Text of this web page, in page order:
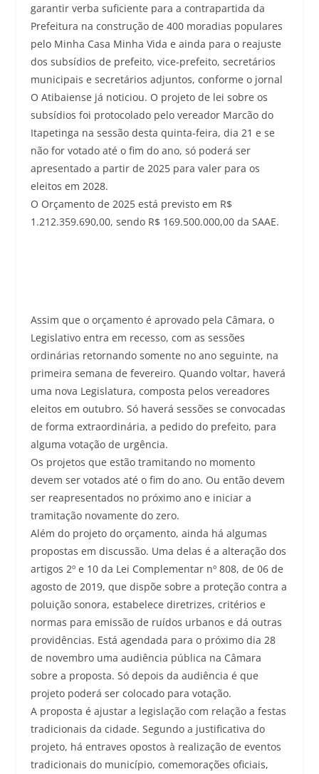
garantir verba suficiente para a contrapartida da
Prefeitura na construção de 400 moradias populares
pelo Minha Casa Minha Vida e ainda para o reajuste
dos subsídios de prefeito, vice-prefeito, secretários
municipais e secretários adjuntos, conforme o jornal
O Atibaiense já noticiou. O projeto de lei sobre os
subsídios foi protocolado pelo vereador Marcão do
Itapetinga na sessão desta quinta-feira, dia 21 e se
não for votado até o fim do ano, só poderá ser
apresentado a partir de 2025 para valer para os
eleitos em 2028.
O Orçamento de 2025 está previsto em R$
1.212.359.690,00, sendo R$ 169.500.000,00 da SAAE.
Assim que o orçamento é aprovado pela Câmara, o
Legislativo entra em recesso, com as sessões
ordinárias retornando somente no ano seguinte, na
primeira semana de fevereiro. Quando voltar, haverá
uma nova Legislatura, composta pelos vereadores
eleitos em outubro. Só haverá sessões se convocadas
de forma extraordinária, a pedido do prefeito, para
alguma votação de urgência.
Os projetos que estão tramitando no momento
devem ser votados até o fim do ano. Ou então devem
ser reapresentados no próximo ano e iniciar a
tramitação novamente do zero.
Além do projeto do orçamento, ainda há algumas
propostas em discussão. Uma delas é a alteração dos
artigos 2º e 10 da Lei Complementar nº 808, de 06 de
agosto de 2019, que dispõe sobre a proteção contra a
poluição sonora, estabelece diretrizes, critérios e
normas para emissão de ruídos urbanos e dá outras
providências. Está agendada para o próximo dia 28
de novembro uma audiência pública na Câmara
sobre a proposta. Só depois da audiência é que
projeto poderá ser colocado para votação.
A proposta é ajustar a legislação com relação a festas
tradicionais da cidade. Segundo a justificativa do
projeto, há entraves opostos à realização de eventos
tradicionais do município, comemorações oficiais,